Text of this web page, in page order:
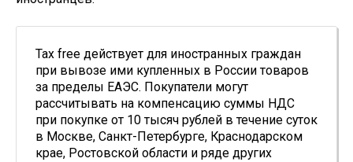
Tax free действует для иностранных граждан
при вывозе ими купленных в России товаров
за пределы ЕАЭС. Покупатели могут
рассчитывать на компенсацию суммы НДС
при покупке от 10 тысяч рублей в течение суток
в Москве, Санкт-Петербурге, Краснодарском
крае, Ростовской области и ряде других